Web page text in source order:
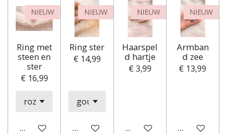
NIEUW
Ring met
steen en
ster
€ 16,99
In winkelwagen
NIEUW
Ring ster
€ 14,99
In winkelwagen
NIEUW
Haarspel
d hartje
€ 3,99
In winkelwagen
NIEUW
Armban
d zee
€ 13,99
In